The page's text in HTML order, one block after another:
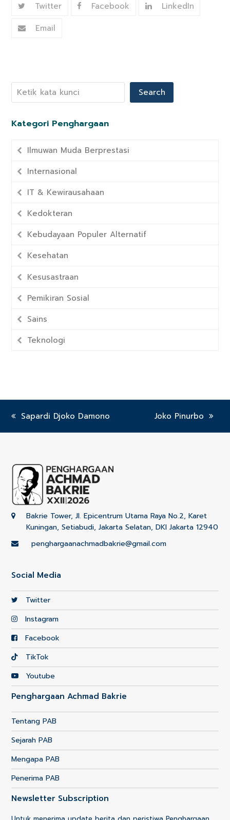
Twitter Facebook
LinkedIn
Email
Search
Kategori Penghargaan
Ilmuwan Muda Berprestasi
Internasional
IT & Kewirausahaan
Kedokteran
Kebudayaan Populer Alternatif
Kesehatan
Kesusastraan
Pemikiran Sosial
Sains
Teknologi
previous
Sapardi Djoko Damono
next
Joko Pinurbo
Bakrie Tower, Jl. Epicentrum Utama Raya No.2, Karet
Kuningan, Setiabudi, Jakarta Selatan, DKI Jakarta 12940
penghargaanachmadbakrie@gmail.com
Social Media
Twitter
Instagram
Facebook
TikTok
Youtube
Penghargaan Achmad Bakrie
Tentang PAB
Sejarah PAB
Mengapa PAB
Penerima PAB
Newsletter Subscription